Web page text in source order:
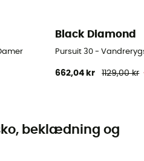
Black Diamond
Pursuit 30 -
662,04 kr 1129,00 kr
beklædning og